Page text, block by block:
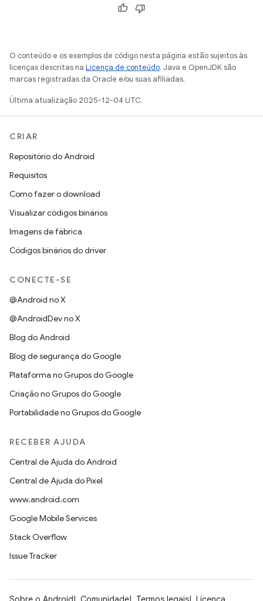
O conteúdo e os exemplos de código nesta página estão sujeitos às
licenças descritas na Licença de conteúdo. Java e OpenJDK são
marcas registradas da Oracle e/ou suas afiliadas.
Última atualização 2025-12-04 UTC.
CRIAR
Repositório do Android
Requisitos
Como fazer o download
Visualizar códigos binários
Imagens de fábrica
Códigos binários do driver
CONECTE-SE
@Android no X
@AndroidDev no X
Blog do Android
Blog de segurança do Google
Plataforma no Grupos do Google
Criação no Grupos do Google
Portabilidade no Grupos do Google
RECEBER AJUDA
Central de Ajuda do Android
Central de Ajuda do Pixel
www.android.com
Google Mobile Services
Stack Overflow
Issue Tracker